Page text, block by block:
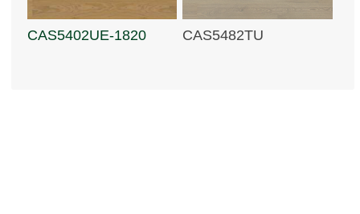
CAS5402UE-1820 CAS5482TU